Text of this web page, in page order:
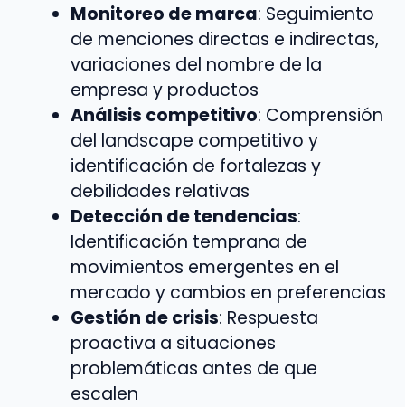
Monitoreo de marca: Seguimiento
de menciones directas e indirectas,
variaciones del nombre de la
empresa y productos
Análisis competitivo: Comprensión
del landscape competitivo y
identificación de fortalezas y
debilidades relativas
Detección de tendencias:
Identificación temprana de
movimientos emergentes en el
mercado y cambios en preferencias
Gestión de crisis: Respuesta
proactiva a situaciones
problemáticas antes de que
escalen